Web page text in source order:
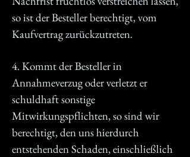
so ist der Besteller berechtigt, vom
Kaufvertrag zurückzutreten.
4. Kommt der Besteller in
Annahmeverzug oder verletzt er
schuldhaft sonstige
Mitwirkungspflichten, so sind wir
berechtigt, den uns hierdurch
entstehenden Schaden, einschließlich